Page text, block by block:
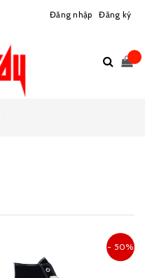
Đăng nhập Đăng ký
- 50%